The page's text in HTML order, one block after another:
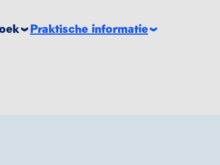
Praktische informatie